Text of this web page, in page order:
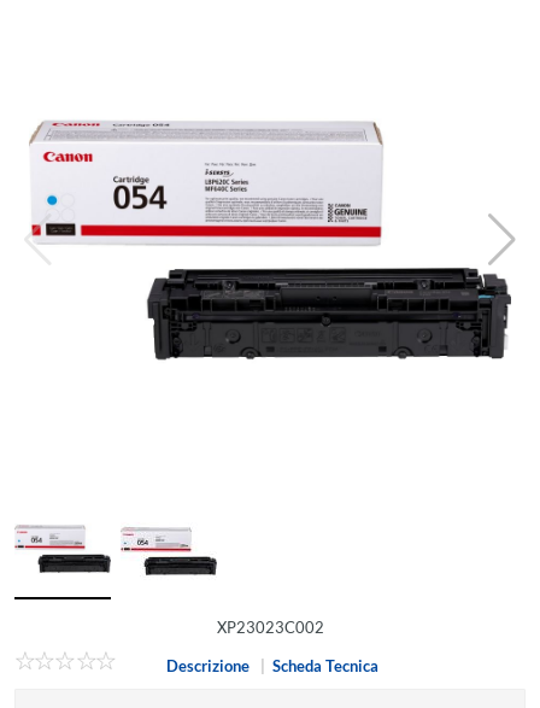
XP23023C002
Descrizione
Scheda Tecnica